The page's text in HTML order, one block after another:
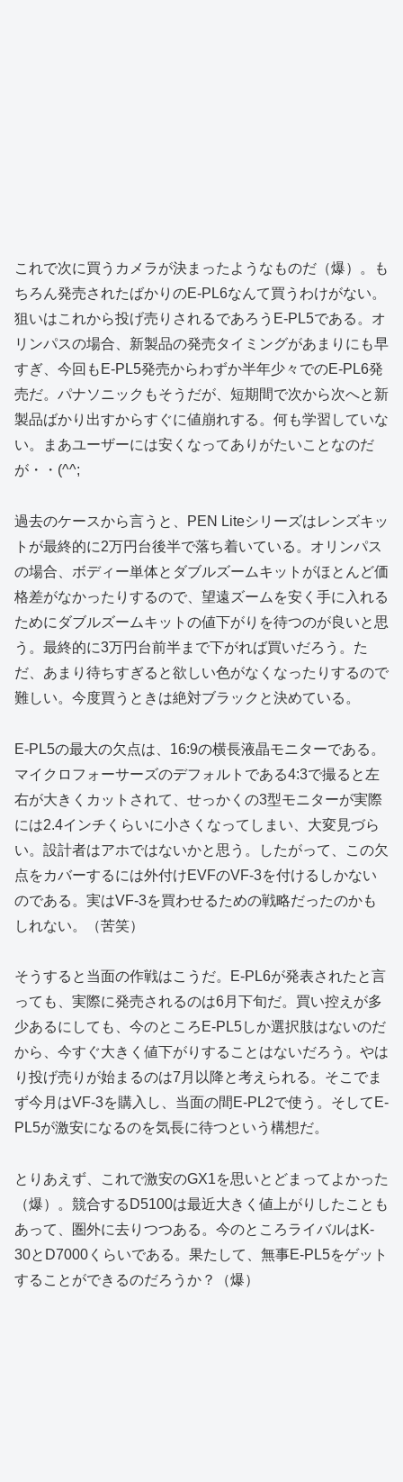
これで次に買うカメラが決まったようなものだ（爆）。も
ちろん発売されたばかりのE-PL6なんて買うわけがない。
狙いはこれから投げ売りされるであろうE-PL5である。オ
リンパスの場合、新製品の発売タイミングがあまりにも早
すぎ、今回もE-PL5発売からわずか半年少々でのE-PL6発
売だ。パナソニックもそうだが、短期間で次から次へと新
製品ばかり出すからすぐに値崩れする。何も学習していな
い。まあユーザーには安くなってありがたいことなのだ
が・・(^^;
過去のケースから言うと、PEN Liteシリーズはレンズキッ
トが最終的に2万円台後半で落ち着いている。オリンパス
の場合、ボディー単体とダブルズームキットがほとんど価
格差がなかったりするので、望遠ズームを安く手に入れる
ためにダブルズームキットの値下がりを待つのが良いと思
う。最終的に3万円台前半まで下がれば買いだろう。た
だ、あまり待ちすぎると欲しい色がなくなったりするので
難しい。今度買うときは絶対ブラックと決めている。
E-PL5の最大の欠点は、16:9の横長液晶モニターである。
マイクロフォーサーズのデフォルトである4:3で撮ると左
右が大きくカットされて、せっかくの3型モニターが実際
には2.4インチくらいに小さくなってしまい、大変見づら
い。設計者はアホではないかと思う。したがって、この欠
点をカバーするには外付けEVFのVF-3を付けるしかない
のである。実はVF-3を買わせるための戦略だったのかも
しれない。（苦笑）
そうすると当面の作戦はこうだ。E-PL6が発表されたと言
っても、実際に発売されるのは6月下旬だ。買い控えが多
少あるにしても、今のところE-PL5しか選択肢はないのだ
から、今すぐ大きく値下がりすることはないだろう。やは
り投げ売りが始まるのは7月以降と考えられる。そこでま
ず今月はVF-3を購入し、当面の間E-PL2で使う。そしてE-
PL5が激安になるのを気長に待つという構想だ。
とりあえず、これで激安のGX1を思いとどまってよかった
（爆）。競合するD5100は最近大きく値上がりしたことも
あって、圏外に去りつつある。今のところライバルはK-
30とD7000くらいである。果たして、無事E-PL5をゲット
することができるのだろうか？（爆）